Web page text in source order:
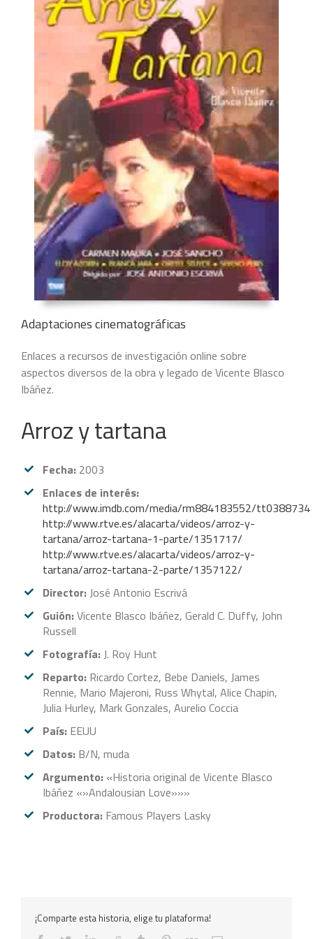
Adaptaciones cinematográficas
Enlaces a recursos de investigación online sobre
aspectos diversos de la obra y legado de Vicente Blasco
Ibáñez.
Arroz y tartana
Fecha: 2003
Enlaces de interés:
http://www.imdb.com/media/rm884183552/tt0388734
http://www.rtve.es/alacarta/videos/arroz-y-
tartana/arroz-tartana-1-parte/1351717/
http://www.rtve.es/alacarta/videos/arroz-y-
tartana/arroz-tartana-2-parte/1357122/
Director:José Antonio Escrivá
Guión:Vicente Blasco Ibáñez, Gerald C. Duffy, John
Russell
Fotografía:J. Roy Hunt
Reparto: Ricardo Cortez, Bebe Daniels, James
Rennie, Mario Majeroni, Russ Whytal, Alice Chapin,
Julia Hurley, Mark Gonzales, Aurelio Coccia
País: EEUU
Datos: B/N, muda
Argumento: «Historia original de Vicente Blasco
Ibáñez «»Andalousian Love»»»
Productora: Famous Players Lasky
¡Comparte esta historia, elige tu plataforma!